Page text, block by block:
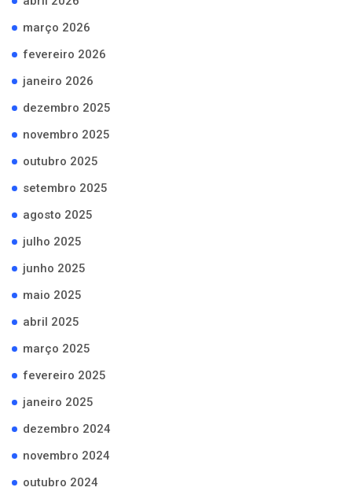
março 2026
fevereiro 2026
janeiro 2026
dezembro 2025
novembro 2025
outubro 2025
setembro 2025
agosto 2025
julho 2025
junho 2025
maio 2025
abril 2025
março 2025
fevereiro 2025
janeiro 2025
dezembro 2024
novembro 2024
outubro 2024